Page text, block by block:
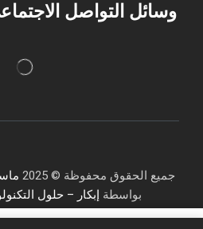
وسائل التواصل
جميع الحقوق محفوظة © 2025
بواسطة إبكار – حلول